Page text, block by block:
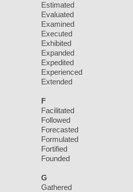
Estimated
Evaluated
Examined
Executed
Exhibited
Expanded
Expedited
Experienced
Extended
F
Facilitated
Followed
Forecasted
Formulated
Fortified
Founded
G
Gathered